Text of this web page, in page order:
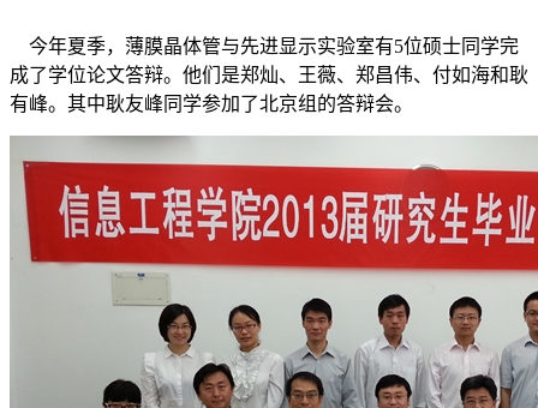
今年夏季，薄膜晶体管与先进显示实验室有5位硕士同学完
成了学位论文答辩。他们是郑灿、王薇、郑昌伟、付如海和耿
有峰。其中耿友峰同学参加了北京组的答辩会。